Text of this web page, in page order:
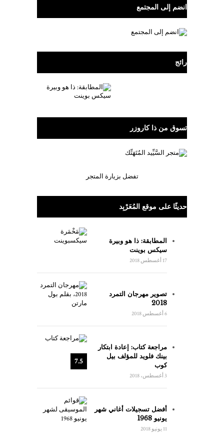
انضم إلى المجتمع
رائج
تسوق من ذا كاروزر
تفضل بزيارة المتجر
حديثًا على موقع المُعَرْبِد
المطابقة: ذا هو وبيرة
سيكس بوينت
17 أغسطس 2018
تصوير مهرجان التمرد
2018
6 أغسطس 2018
7.5
مراجعة كتاب: إعادة ابتكار
بينك فلويد للمؤلف بيل
كوب
3 أغسطس، 2018
أفضل تسجيلات أغاني شهر
يونيو 1968
11 يونيو 2018